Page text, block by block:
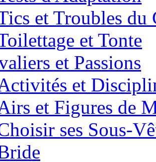
et Troubles du
et Tonte
et Passions
et
et Figures de
ses Sous-